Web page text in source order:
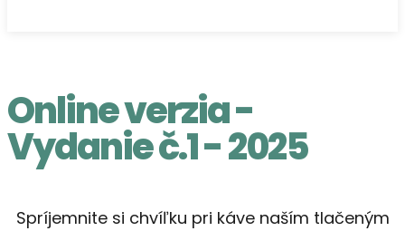
Online verzia -
Vydanie č.1 - 2025
Spríjemnite si chvíľku pri káve naším tlačeným